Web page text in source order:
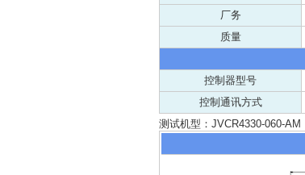
测试机型：JVCR4330-060-AM
厂务
质量
控制器型号
控制通讯方式